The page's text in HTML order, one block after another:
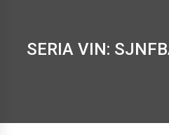
SERIA VIN: